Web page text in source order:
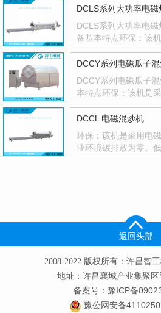
DCLS系列大功率电磁
DCLS系列大功率电
备基本特点环保：该
排放，对作业环境···
DCCY系列电磁瓜子
DCCY系列电磁瓜子
本特点环保：该机是
放，对作业环境碳排放
DCCL 电磁混炒机
环保：该机是采用电
业环境碳排放为零。
返回头部
2008-2022 版权所有：许昌智
地址：许昌襄城产业集聚
备案号：豫ICP备
豫公网安备